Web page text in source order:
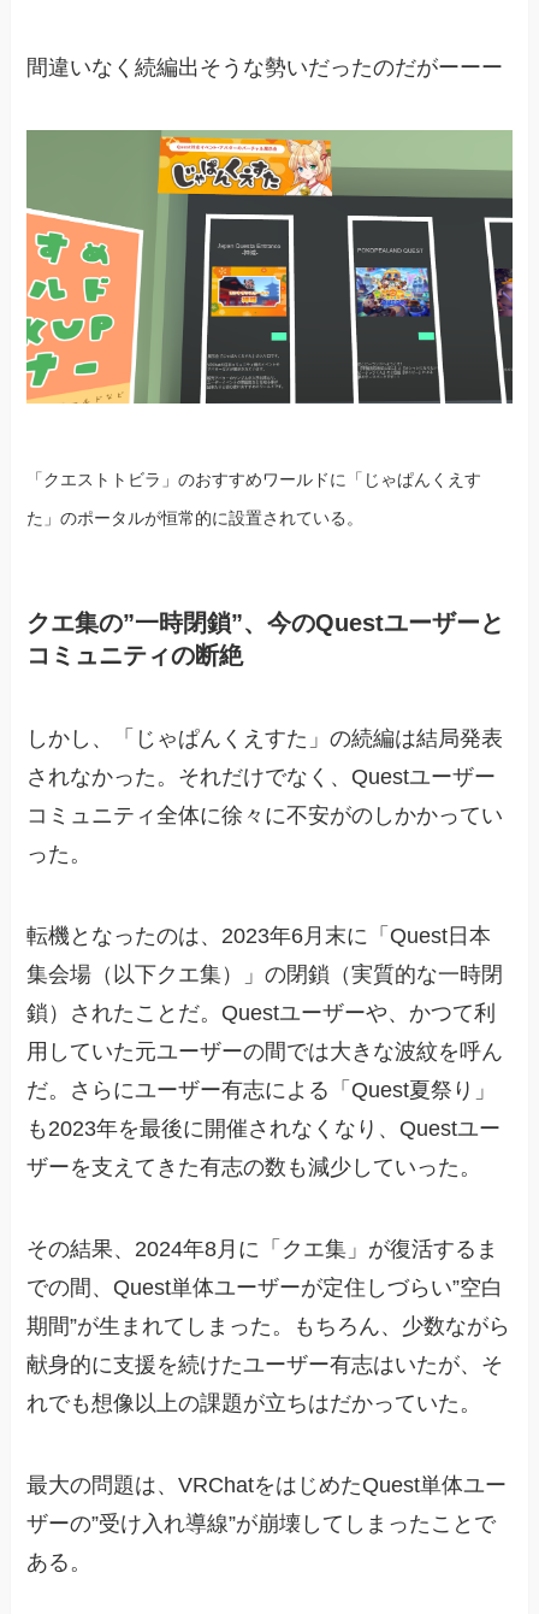
間違いなく続編出そうな勢いだったのだがーーー
「クエストトビラ」のおすすめワールドに「じゃぱんくえす
た」のポータルが恒常的に設置されている。
クエ集の”一時閉鎖”、今のQuestユーザーと
コミュニティの断絶
しかし、「じゃぱんくえすた」の続編は結局発表
されなかった。それだけでなく、Questユーザー
コミュニティ全体に徐々に不安がのしかかってい
った。
転機となったのは、2023年6月末に「Quest日本
集会場（以下クエ集）」の閉鎖（実質的な一時閉
鎖）されたことだ。Questユーザーや、かつて利
用していた元ユーザーの間では大きな波紋を呼ん
だ。さらにユーザー有志による「Quest夏祭り」
も2023年を最後に開催されなくなり、Questユー
ザーを支えてきた有志の数も減少していった。
その結果、2024年8月に「クエ集」が復活するま
での間、Quest単体ユーザーが定住しづらい”空白
期間”が生まれてしまった。もちろん、少数ながら
献身的に支援を続けたユーザー有志はいたが、そ
れでも想像以上の課題が立ちはだかっていた。
最大の問題は、VRChatをはじめたQuest単体ユー
ザーの”受け入れ導線”が崩壊してしまったことで
ある。